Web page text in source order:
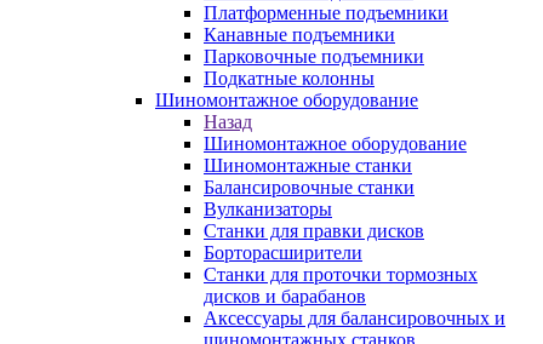
Платформенные подъемники
Канавные подъемники
Парковочные подъемники
Подкатные колонны
Шиномонтажное оборудование
Назад
Шиномонтажное оборудование
Шиномонтажные станки
Балансировочные станки
Вулканизаторы
Станки для правки дисков
Борторасширители
Станки для проточки тормозных
дисков и барабанов
Аксессуары для балансировочных и
шиномонтажных станков